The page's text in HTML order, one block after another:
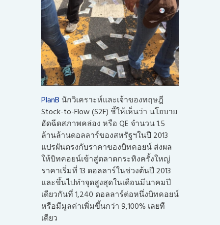
PlanB นักวิเคราะห์และเจ้าของทฤษฎี
Stock-to-Flow (S2F) ชี้ให้เห็นว่า นโยบาย
อัดฉีดสภาพคล่อง หรือ QE จำนวน 1.5
ล้านล้านดอลลาร์ของสหรัฐฯในปี 2013
แปรผันตรงกับราคาของบิทคอยน์ ส่งผล
ให้บิทคอยน์เข้าสู่ตลาดกระทิงครั้งใหญ่
ราคาเริ่มที่ 13 ดอลลาร์ในช่วงต้นปี 2013
และขึ้นไปทำจุดสูงสุดในเดือนมีนาคมปี
เดียวกันที่ 1,240 ดอลลาร์ต่อหนึ่งบิทคอยน์
หรือมีมูลค่าเพิ่มขึ้นกว่า 9,100% เลยที
เดียว